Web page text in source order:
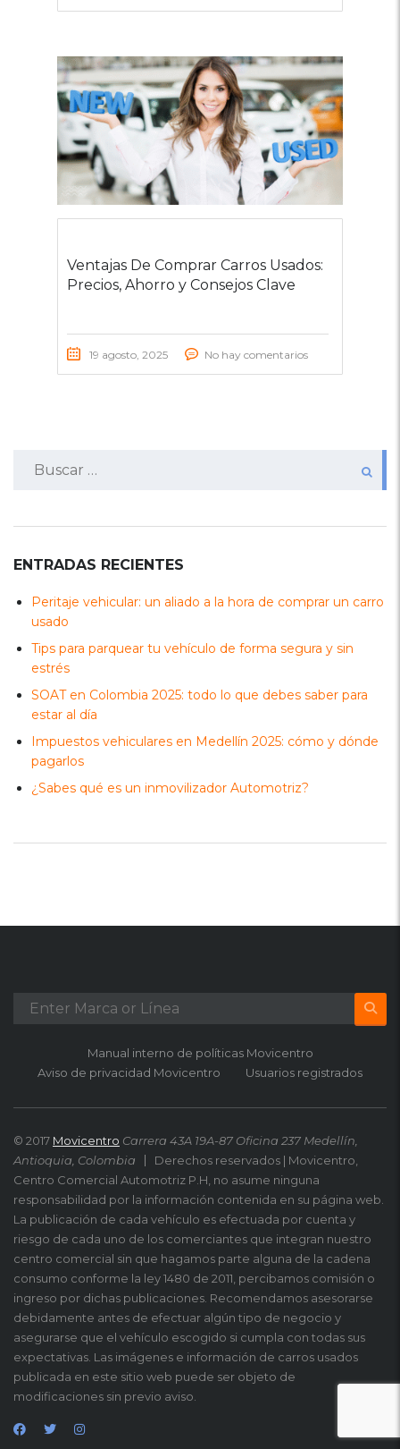
Ventajas De Comprar Carros Usados:
Precios, Ahorro y Consejos Clave
19 agosto, 2025 No hay comentarios
ENTRADAS RECIENTES
Peritaje vehicular: un aliado a la hora de comprar un carro
usado
Tips para parquear tu vehículo de forma segura y sin
estrés
SOAT en Colombia 2025: todo lo que debes saber para
estar al día
Impuestos vehiculares en Medellín 2025: cómo y dónde
pagarlos
¿Sabes qué es un inmovilizador Automotriz?
Manual interno de políticas Movicentro
Aviso de privacidad Movicentro
Usuarios registrados
© 2017 Movicentro Carrera 43A 19A-87 Oficina 237 Medellín,
Antioquia, Colombia
Derechos reservados | Movicentro,
Centro Comercial Automotriz P.H, no asume ninguna
responsabilidad por la información contenida en su página web.
La publicación de cada vehículo es efectuada por cuenta y
riesgo de cada uno de los comerciantes que integran nuestro
centro comercial sin que hagamos parte alguna de la cadena
consumo conforme la ley 1480 de 2011, percibamos comisión o
ingreso por dichas publicaciones. Recomendamos asesorarse
debidamente antes de efectuar algún tipo de negocio y
asegurarse que el vehículo escogido si cumpla con todas sus
expectativas. Las imágenes e información de carros usados
publicada en este sitio web puede ser objeto de
modificaciones sin previo aviso.